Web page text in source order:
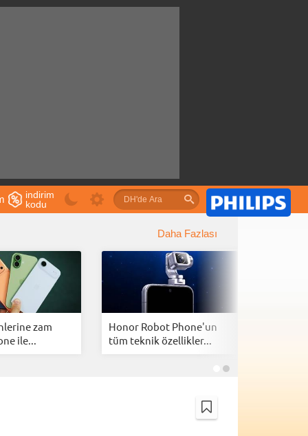
indirim
kodu
Daha Fazlası
zam
ile...
Honor Robot Phone'un
tüm teknik özellikler...